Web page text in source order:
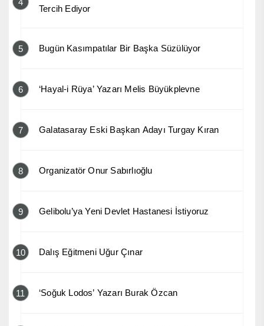
4
Tercih Ediyor
5 Bugün Kasımpatılar Bir Başka Süzülüyor
6 ‘Hayal-i Rüya’ Yazarı Melis Büyükplevne
7 Galatasaray Eski Başkan Adayı Turgay Kıran
8 Organizatör Onur Sabırlıoğlu
9 Gelibolu’ya Yeni Devlet Hastanesi İstiyoruz
10 Dalış Eğitmeni Uğur Çınar
11 ‘Soğuk Lodos’ Yazarı Burak Özcan